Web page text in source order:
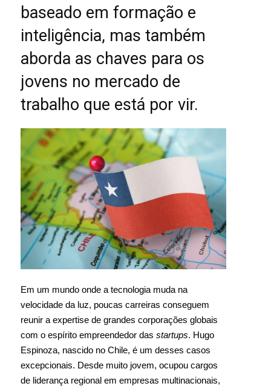
baseado em formação e
inteligência, mas também
aborda as chaves para os
jovens no mercado de
trabalho que está por vir.
Em um mundo onde a tecnologia muda na
velocidade da luz, poucas carreiras conseguem
reunir a expertise de grandes corporações globais
com o espírito empreendedor das startups. Hugo
Espinoza, nascido no Chile, é um desses casos
excepcionais. Desde muito jovem, ocupou cargos
de liderança regional em empresas multinacionais,